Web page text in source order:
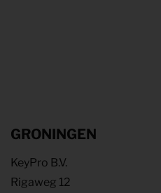
GRONINGEN
KeyPro B.V.
Rigaweg 12